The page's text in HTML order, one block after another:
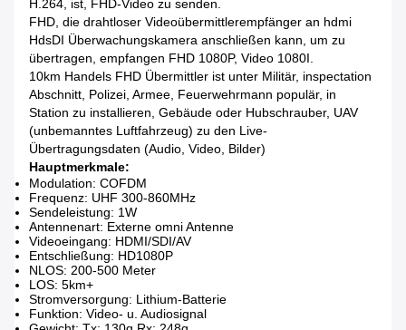
H.264, ist, FHD-Video zu senden.
FHD, die drahtloser Videoübermittlerempfänger an hdmi
HdsDI Überwachungskamera anschließen kann, um zu
übertragen, empfangen FHD 1080P, Video 1080I.
10km Handels FHD Übermittler ist unter Militär, inspectation
Abschnitt, Polizei, Armee, Feuerwehrmann populär, in
Station zu installieren, Gebäude oder Hubschrauber, UAV
(unbemanntes Luftfahrzeug) zu den Live-
Übertragungsdaten (Audio, Video, Bilder)
Hauptmerkmale:
Modulation: COFDM
Frequenz: UHF 300-860MHz
Sendeleistung: 1W
Antennenart: Externe omni Antenne
Videoeingang: HDMI/SDI/AV
Entschließung: HD1080P
NLOS: 200-500 Meter
LOS: 5km+
Stromversorgung: Lithium-Batterie
Funktion: Video- u. Audiosignal